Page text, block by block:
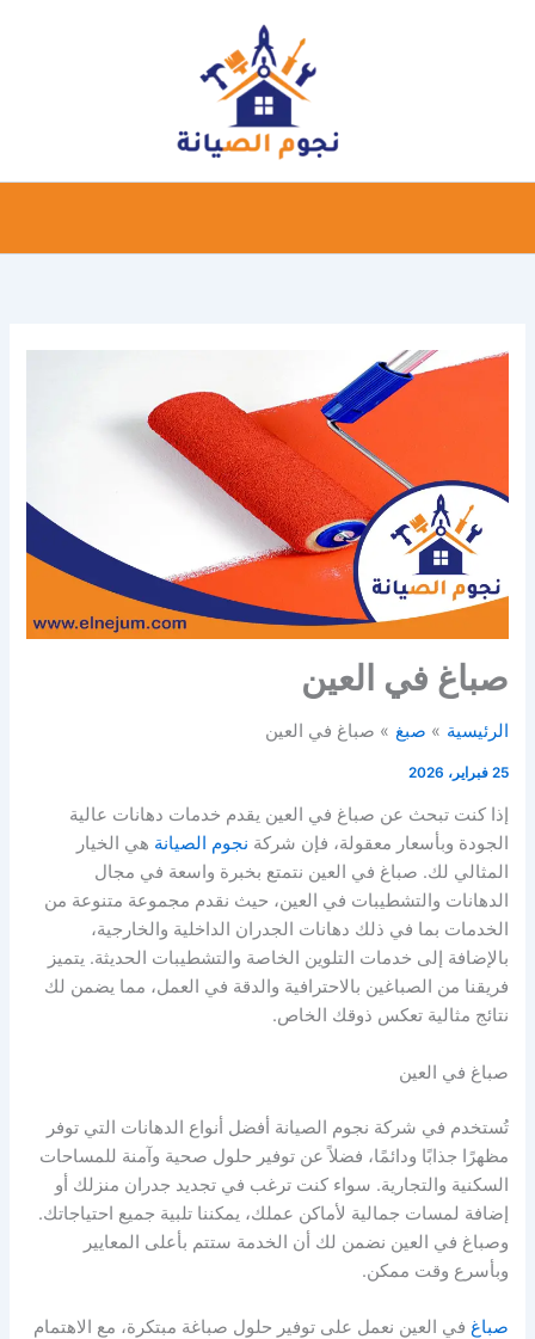
صباغ في العين
الرئيسية صبغ صباغ في العين
25 فبراير، 2026
إذا كنت تبحث عن صباغ في العين يقدم خدمات دهانات عالية
الجودة وبأسعار معقولة، فإن شركة نجوم الصيانة هي الخيار
المثالي لك. صباغ في العين نتمتع بخبرة واسعة في مجال
الدهانات والتشطيبات في العين، حيث نقدم مجموعة متنوعة من
الخدمات بما في ذلك دهانات الجدران الداخلية والخارجية،
بالإضافة إلى خدمات التلوين الخاصة والتشطيبات الحديثة. يتميز
فريقنا من الصباغين بالاحترافية والدقة في العمل، مما يضمن لك
نتائج مثالية تعكس ذوقك الخاص.
صباغ في العين
تُستخدم في شركة نجوم الصيانة أفضل أنواع الدهانات التي توفر
مظهرًا جذابًا ودائمًا، فضلاً عن توفير حلول صحية وآمنة للمساحات
السكنية والتجارية. سواء كنت ترغب في تجديد جدران منزلك أو
إضافة لمسات جمالية لأماكن عملك، يمكننا تلبية جميع احتياجاتك.
وصباغ في العين نضمن لك أن الخدمة ستتم بأعلى المعايير
وبأسرع وقت ممكن.
صباغ في العين نعمل على توفير حلول صباغة مبتكرة، مع الاهتمام